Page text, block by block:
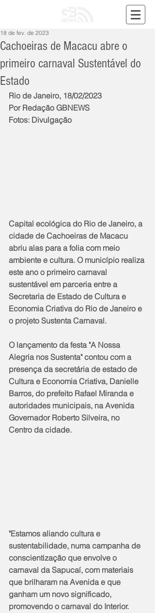
Cachoeiras de Macacu abre o
primeiro carnaval Sustentável do
Estado
18 de fev. de 2023
Rio de Janeiro, 18/02/2023
Por Redação GBNEWS
Fotos: Divulgação
Capital ecológica do Rio de Janeiro, a
cidade de Cachoeiras de Macacu
abriu alas para a folia com meio
ambiente e cultura. O município realiza
este ano o primeiro carnaval
sustentável em parceria entre a
Secretaria de Estado de Cultura e
Economia Criativa do Rio de Janeiro e
o projeto Sustenta Carnaval.
O lançamento da festa "A Nossa
Alegria nos Sustenta" contou com a
presença da secretária de estado de
Cultura e Economia Criativa, Danielle
Barros, do prefeito Rafael Miranda e
autoridades municipais, na Avenida
Governador Roberto Silveira, no
Centro da cidade.
"Estamos aliando cultura e
sustentabilidade, numa campanha de
conscientização que envolve o
carnaval da Sapucaí, com materiais
que brilharam na Avenida e que
ganham um novo significado,
promovendo o carnaval do Interior.